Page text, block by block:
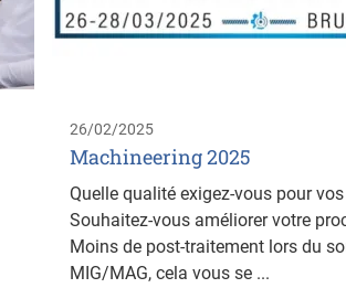
26/02/2025
Machineering 2025
Quelle qualité exigez-vous pour
Souhaitez-vous améliorer votre
Moins de post-traitement lors du
MIG/MAG, cela vous se ...